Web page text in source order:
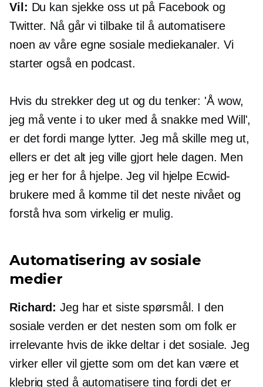
Vil: Du kan sjekke oss ut på Facebook og
Twitter. Nå går vi tilbake til å automatisere
noen av våre egne sosiale mediekanaler. Vi
starter også en podcast.
Hvis du strekker deg ut og du tenker: 'Å wow,
jeg må vente i to uker med å snakke med Will',
er det fordi mange lytter. Jeg må skille meg ut,
ellers er det alt jeg ville gjort hele dagen. Men
jeg er her for å hjelpe. Jeg vil hjelpe Ecwid-
brukere med å komme til det neste nivået og
forstå hva som virkelig er mulig.
Automatisering av sosiale
medier
Richard: Jeg har et siste spørsmål. I den
sosiale verden er det nesten som om folk er
irrelevante hvis de ikke deltar i det sosiale. Jeg
virker eller vil gjette som om det kan være et
klebrig sted å automatisere ting fordi det er